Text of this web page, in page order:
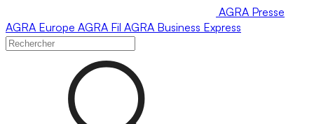
AGRA Presse
AGRA Europe AGRA Fil AGRA Business Express